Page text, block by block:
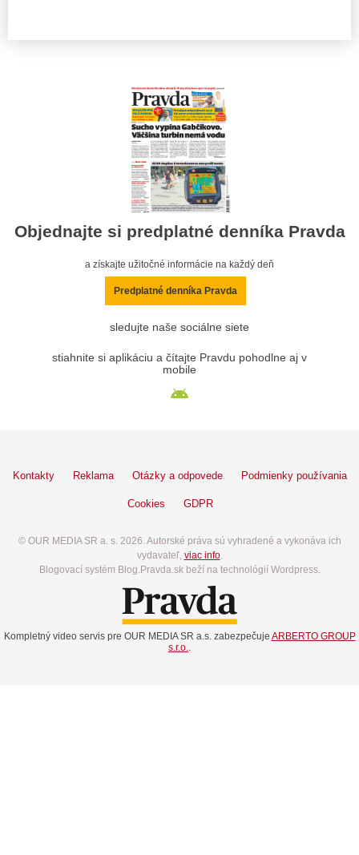
Objednajte si predplatné denníka Pravda
a získajte užitočné informácie na každý deň
Predplatné denníka Pravda
sledujte naše sociálne siete
stiahnite si aplikáciu a čítajte Pravdu pohodlne aj v
mobile
Kontakty Reklama Otázky a odpovede Podmienky používania
Cookies GDPR
© OUR MEDIA SR a. s. 2026. Autorské práva sú vyhradené a vykonáva ich
vydavateľ, viac info.
Blogovací systém Blog.Pravda.sk beží na technológií Wordpress.
Kompletný video servis pre OUR MEDIA SR a.s. zabezpečuje ARBERTO GROUP
s.r.o..